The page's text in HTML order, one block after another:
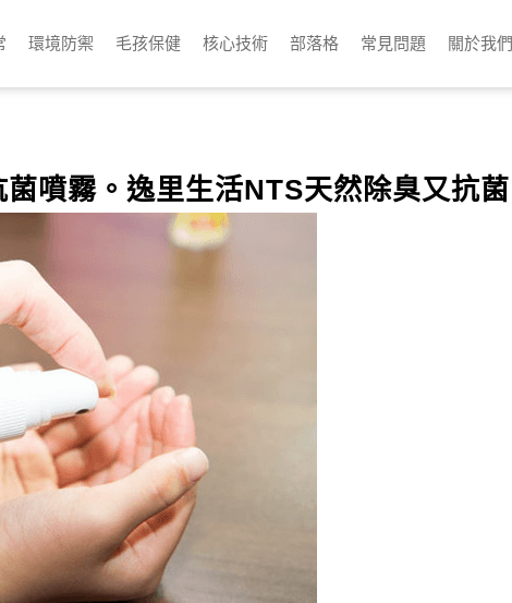
環境防禦 毛孩保健 核心技術 部落格 常見問題 關於我們
噴霧。逸里生活NTS天然除臭又抗菌